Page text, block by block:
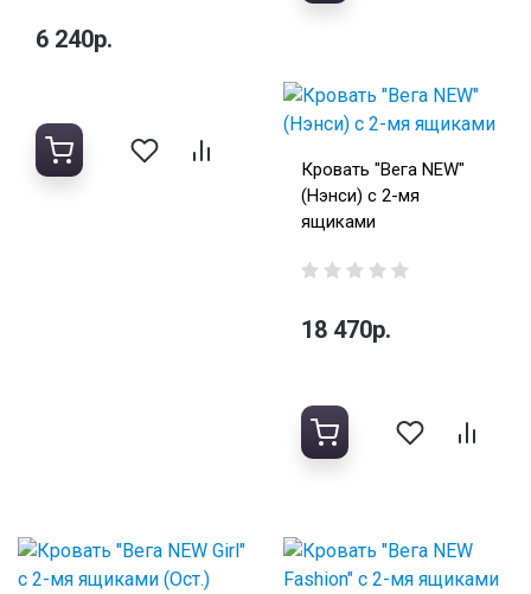
6 240р.
Кровать "Вега NEW"
(Нэнси) с 2-мя
ящиками
18 470р.